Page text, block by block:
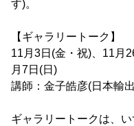
す)。
【ギャラリートーク】
11月3日(金・祝)、11月
月7日(日)
講師：金子皓彦(日本輸
ギャラリートークは、